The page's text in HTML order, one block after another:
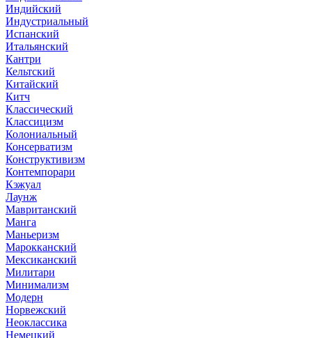
Индийский
Индустриальный
Испанский
Итальянский
Кантри
Кельтский
Китайский
Китч
Классический
Классицизм
Колониальный
Консерватизм
Конструктивизм
Контемпорари
Кэжуал
Лаунж
Мавританский
Манга
Маньеризм
Марокканский
Мексиканский
Милитари
Минимализм
Модерн
Норвежский
Неоклассика
Немецкий